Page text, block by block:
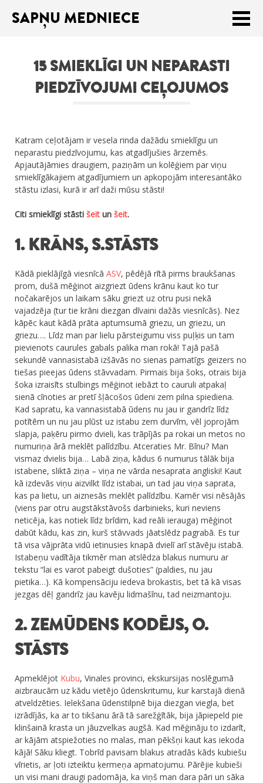
Meklēt:
Sākums
Ceļojumu apraksti
Publikācijas
Par mums
Ceļojumu apraksti
Jaunākie ieraksti
Konkurss
Par mums
Praktiski ieteikumi
Privātuma politika
Publikācijas
Sākums
Ceļojumu apraksti
Jaunākie ieraksti
Konkurss
Par mums
Praktiski ieteikumi
Privātuma politika
Publikācijas
Sākums
SAPŅU MEDNIECE
15 SMIEKLĪGI UN NEPARASTI
PIEDZĪVOJUMI CEĻOJUMOS
Katram ceļotājam ir vesela rinda dažādu smieklīgu un
neparastu piedzīvojumu, kas atgadījušies ārzemēs.
Apjautājāmies draugiem, paziņām un kolēģiem par viņu
smieklīgākajiem atgadījumiem un apkopojām interesantāko
stāstu izlasi, kurā ir arī daži mūsu stāsti!
Citi smieklīgi stāsti šeit un šeit.
1. KRĀNS, S.STĀSTS
Kādā pieklājīgā viesnīcā ASV, pēdējā rītā pirms braukšanas
prom, dušā mēģinot aizgriezt ūdens krānu kaut ko tur
nočakarējos un laikam sāku griezt uz otru pusi nekā
vajadzēja (tur tie krāni diezgan dīvaini dažās viesnīcās). Nez
kāpēc kaut kādā prāta aptumsumā griezu, un griezu, un
griezu…. Līdz man par lielu pārsteigumu viss puļķis un tam
pievienots caurules gabals palika man rokā! Tajā pašā
sekundē vannasistabā izšāvās no sienas pamatīgs geizers no
tiešas pieejas ūdens stāvvadam. Pirmais bija šoks, otrais bija
šoka izraisīts stulbings mēģinot iebāzt to cauruli atpakaļ
sienā cīnoties ar pretī šļācošos ūdeni zem pilna spiediena.
Kad sapratu, ka vannasistabā ūdens nu jau ir gandrīz līdz
potītēm un nu jau plūst uz istabu zem durvīm, vēl joprojām
slapja, paķēru pirmo dvieli, kas trāpījās pa rokai un metos no
numuriņa ārā meklēt palīdzību. Atceraties Mr. Bīnu? Man
vismaz dvielis bija… Labā ziņa, kādus 6 numurus tālāk bija
istabene, sliktā ziņa – viņa ne vārda nesaprata angliski! Kaut
kā izdevās viņu aizvilkt līdz istabai, un tad jau viņa saprata,
kas pa lietu, un aiznesās meklēt palīdzību. Kamēr visi nēsājās
(viens par otru augstākstāvošs darbinieks, kuri neviens
neticēja, kas notiek līdz brīdim, kad reāli ierauga) mēģinot
dabūt kādu, kas zin, kurš stāvvads jāatslēdz pagrabā. Es tur
tā visa vājprāta vidū ietinusies knapā dvielī arī stāvēju istabā.
Istabeņu vadītāja tikmēr man atslēdza blakus numuru ar
tekstu “lai es varot pabeigt dušoties” (paldies, nu jau
pietika…). Kā kompensāciju iedeva brokastis, bet tā kā visas
jezgas dēļ gandrīz jau kavēju lidmašīnu, tad neizmantoju.
2. ZEMŪDENS KODĒJS, O.
STĀSTS
Apmeklējot Kubu, Vinales provinci, ekskursijas noslēgumā
aizbraucām uz kādu vietējo ūdenskritumu, kur karstajā dienā
atveldzēties. Ielekšana ūdenstilpnē bija diezgan viegla, bet
izrādījās, ka ar to tikšanu ārā tā sarežģītāk, bija jāpiepeld pie
klinšainā krasta un jāuzvelkas augšā. Kad mēģināju to izdarīt,
ar kājām atspiežoties no malas, man pēkšņi kaut kas iekoda
kājā! Sāku kliegt. Tobrīd pavisam blakus atradās kāds kubiešu
vīrietis, ar ļoti izteiktu ķermeņa apmatojumu. Pārējie kubieši
un visi mani draugi padomāja, ka viņš man dara pāri un sāka